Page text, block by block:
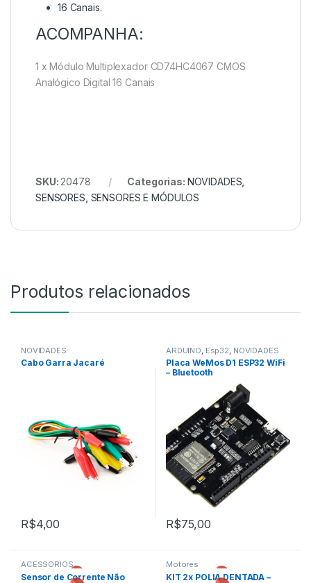
16 Canais.
ACOMPANHA:
1 x Módulo Multiplexador CD74HC4067 CMOS
Analógico Digital 16 Canais
SKU: 20478 Categorias: NOVIDADES
SENSORES SENSORES E MÓDULOS
Produtos relacionados
NOVIDADES
Cabo Garra Jacaré
R$4,00
Este produto tem várias variantes. As opções podem ser
ARDUINO Esp32 NOVIDADES
Placa WeMos D1 ESP32 WiFi
– Bluetooth
R$75,00
ACESSÓRIOS
,
NOVIDADES
Sensor de Corrente Não
Motores
,
NOVIDADES
KIT 2x POLIA DENTADA –